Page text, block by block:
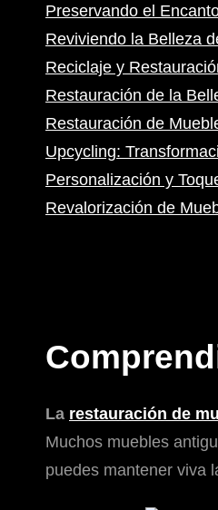
Preservando el
Reviviendo la Belleza
Reciclaje y
Restauración de la
Restauración de
Upcycling:
Personalización y
Revalorización de
La restauración de
Muchos muebles
puedes mantener viva